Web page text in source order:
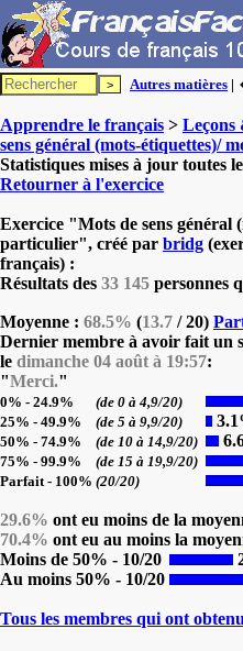
Autres matières |
Apprendre le français > Leçons
sens général (mots-étiquettes)/
Statistiques mises à jour toutes
Retourner à l'exercice
Exercice "Mots de sens général
particulier", créé par bridg
français) :
Résultats des 33 145 personnes
Moyenne : 68.5% (13.7 / 20)
Dernier membre à avoir fait un
le dimanche 04 août à 19:57:
"Merci."
0% - 24.9% (de 0 à 4,9/20)
25% - 49.9% (de 5 à 9,9/20)
50% - 74.9% (de 10 à 14,9/20)
75% - 99.9% (de 15 à 19,9/20)
Parfait - 100% (20/20)
29.6% ont eu moins de la
70.4% ont eu au moins la
Moins de 50% - 10/20
Au moins 50% - 10/20
Tous les membres qui ont